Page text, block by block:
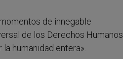
de innegable
de los Derechos Humanos
humanidad entera».